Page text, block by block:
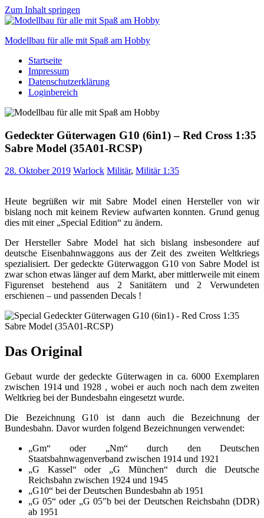
Zum Inhalt springen
Modellbau für alle mit Spaß am Hobby
Scale
modelling
to
Startseite
Impressum
Datenschutzerklärung
Loginbereich
Gedeckter Güterwagen G10 (6in1) – Red Cross 1:35
Sabre Model (35A01-RCSP)
28. Oktober 2019 Warlock Militär, Militär 1:35
Heute begrüßen wir mit Sabre Model einen Hersteller von wir
bislang noch mit keinem Review aufwarten konnten. Grund genug
dies mit einer „Special Edition“ zu ändern.
Der Hersteller Sabre Model hat sich bislang insbesondere auf
deutsche Eisenbahnwaggons aus der Zeit des zweiten Weltkriegs
spezialisiert. Der gedeckte Güterwaggon G10 von Sabre Model ist
zwar schon etwas länger auf dem Markt, aber mittlerweile mit einem
Figurenset bestehend aus 2 Sanitätern und 2 Verwundeten
erschienen – und passenden Decals !
Das Original
Gebaut wurde der gedeckte Güterwagen in ca. 6000 Exemplaren
zwischen 1914 und 1928 , wobei er auch noch nach dem zweiten
Weltkrieg bei der Bundesbahn eingesetzt wurde.
Die Bezeichnung G10 ist dann auch die Bezeichnung der
Bundesbahn. Davor wurden folgend Bezeichnungen verwendet:
„Gm“ oder „Nm“ durch den Deutschen
Staatsbahnwagenverband zwischen 1914 und 1921
„G Kassel“ oder „G München“ durch die Deutsche
Reichsbahn zwischen 1924 und 1945
„G10“ bei der Deutschen Bundesbahn ab 1951
„G 05“ oder „G 05″b bei der Deutschen Reichsbahn (DDR)
ab 1951